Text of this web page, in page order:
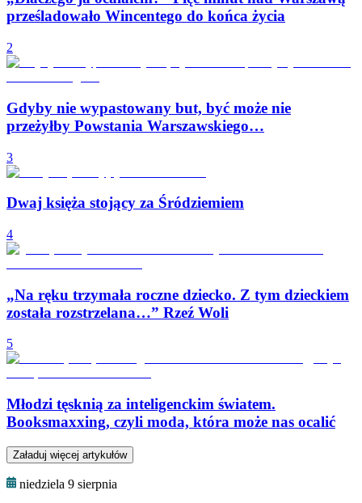
prześladowało Wincentego do końca życia
2
Gdyby nie wypastowany but, być może nie
przeżyłby Powstania Warszawskiego…
3
Dwaj księża stojący za Śródziemiem
4
„Na ręku trzymała roczne dziecko. Z tym dzieckiem
została rozstrzelana…” Rzeź Woli
5
Młodzi tęsknią za inteligenckim światem.
Booksmaxxing, czyli moda, która może nas ocalić
Załaduj więcej artykułów
niedziela 9 sierpnia